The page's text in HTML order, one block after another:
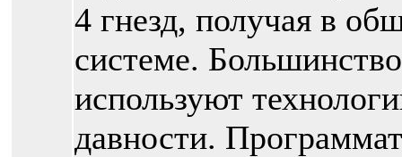
4 гнезд, получая в
системе.
используют
давности.